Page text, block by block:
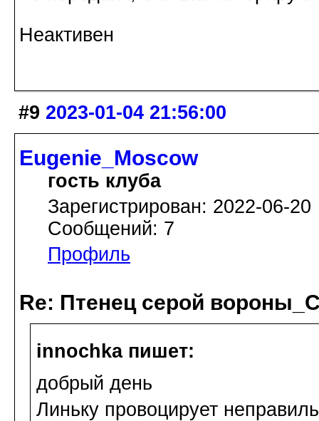
Неактивен
#9 2023-01-04 21:56:00
Eugenie_Moscow
гость клуба
Зарегистрирован: 2022-06-20
Сообщений: 7
Профиль
Re: Птенец серой
innochka пишет:
добрый день
Линьку провоцирует